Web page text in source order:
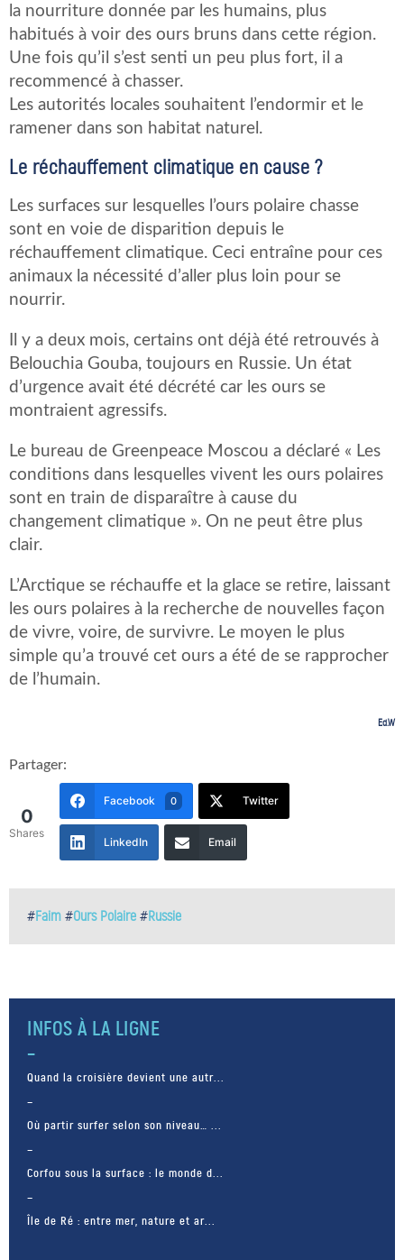
la nourriture donnée par les humains, plus
habitués à voir des ours bruns dans cette région.
Une fois qu’il s’est senti un peu plus fort, il a
recommencé à chasser.
Les autorités locales souhaitent l’endormir et le
ramener dans son habitat naturel.
Le réchauffement climatique en cause ?
Les surfaces sur lesquelles l’ours polaire chasse
sont en voie de disparition depuis le
réchauffement climatique. Ceci entraîne pour ces
animaux la nécessité d’aller plus loin pour se
nourrir.
Il y a deux mois, certains ont déjà été retrouvés à
Belouchia Gouba, toujours en Russie. Un état
d’urgence avait été décrété car les ours se
montraient agressifs.
Le bureau de Greenpeace Moscou a déclaré « Les
conditions dans lesquelles vivent les ours polaires
sont en train de disparaître à cause du
changement climatique ». On ne peut être plus
clair.
L’Arctique se réchauffe et la glace se retire, laissant
les ours polaires à la recherche de nouvelles façon
de vivre, voire, de survivre. Le moyen le plus
simple qu’a trouvé cet ours a été de se rapprocher
de l’humain.
Ed.W
Partager:
0
Shares
Facebook 0 Twitter
LinkedIn Email
#Faim #Ours Polaire #Russie
INFOS À LA LIGNE
Quand la croisière devient une autr...
Où partir surfer selon son niveau… ...
Corfou sous la surface : le monde d...
Île de Ré : entre mer, nature et ar...